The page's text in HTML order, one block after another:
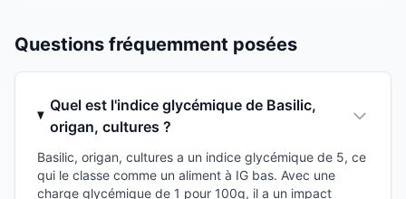
Questions fréquemment posées
Quel est l'indice glycémique de Basilic,
origan, cultures ?
Basilic, origan, cultures a un indice glycémique de 5, ce
qui le classe comme un aliment à IG bas. Avec une
charge glycémique de 1 pour 100g, il a un impact